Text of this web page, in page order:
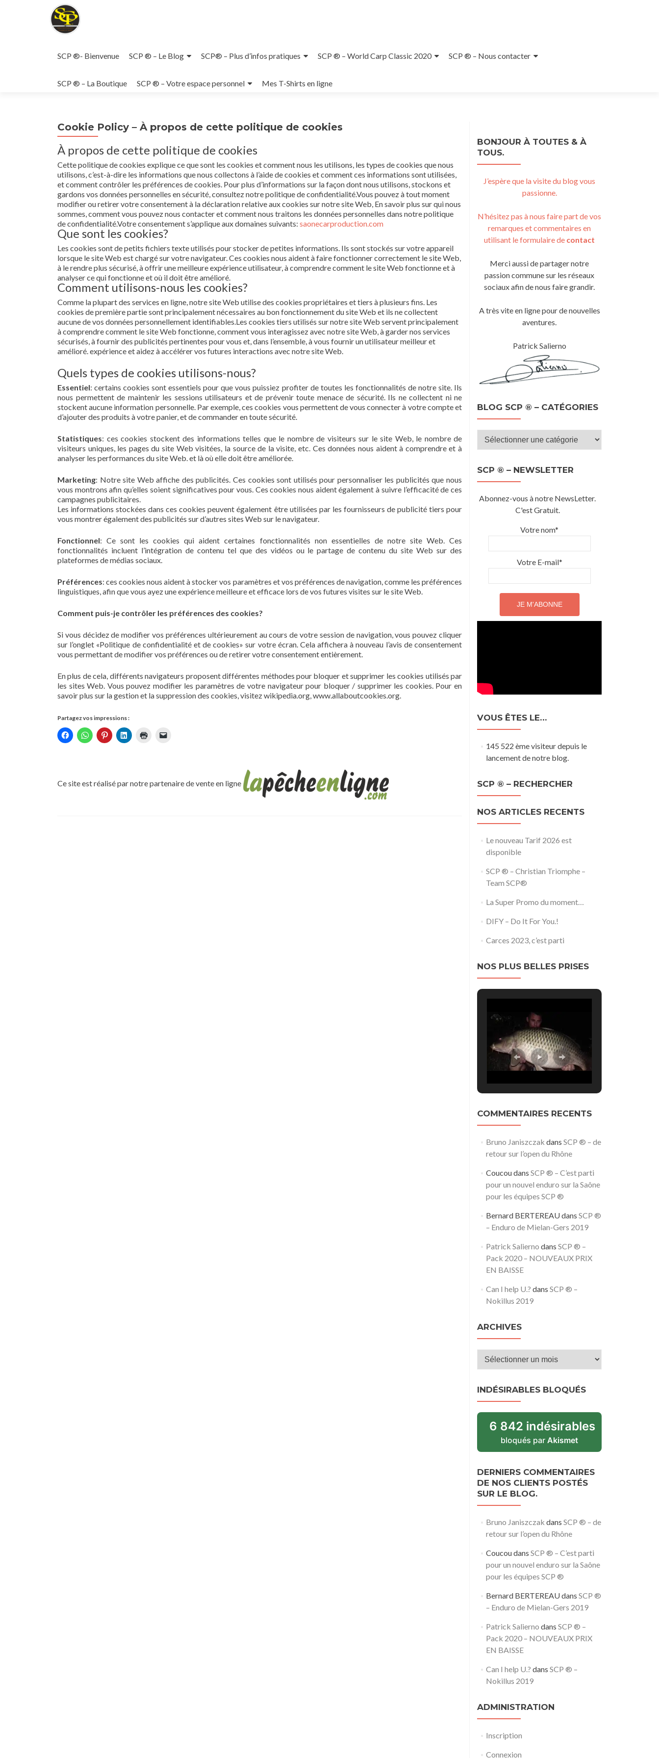
au
SCP ®- Bienvenue SCP ® – Le Blog SCP® – Plus d’infos pratiques SCP ® – World Carp Classic 2020 SCP ® – Nous contacter
SCP ® – La Boutique SCP ® – Votre espace personnel Mes T-Shirts en ligne
Cookie Policy – À propos de cette politique de cookies
À propos de cette politique de cookies
Cette politique de cookies explique ce que sont les cookies et comment nous les utilisons, les types de cookies que nous
utilisons, c’est-à-dire les informations que nous collectons à l’aide de cookies et comment ces informations sont utilisées,
et comment contrôler les préférences de cookies. Pour plus d’informations sur la façon dont nous utilisons, stockons et
gardons vos données personnelles en sécurité, consultez notre politique de confidentialité.Vous pouvez à tout moment
modifier ou retirer votre consentement à la déclaration relative aux cookies sur notre site Web, En savoir plus sur qui nous
sommes, comment vous pouvez nous contacter et comment nous traitons les données personnelles dans notre politique
de confidentialité.Votre consentement s’applique aux domaines suivants: saonecarproduction.com
Que sont les cookies?
Les cookies sont de petits fichiers texte utilisés pour stocker de petites informations. Ils sont stockés sur votre appareil
lorsque le site Web est chargé sur votre navigateur. Ces cookies nous aident à faire fonctionner correctement le site Web,
à le rendre plus sécurisé, à offrir une meilleure expérience utilisateur, à comprendre comment le site Web fonctionne et à
analyser ce qui fonctionne et où il doit être amélioré.
Comment utilisons-nous les cookies?
Comme la plupart des services en ligne, notre site Web utilise des cookies propriétaires et tiers à plusieurs fins. Les
cookies de première partie sont principalement nécessaires au bon fonctionnement du site Web et ils ne collectent
aucune de vos données personnellement identifiables.Les cookies tiers utilisés sur notre site Web servent principalement
à comprendre comment le site Web fonctionne, comment vous interagissez avec notre site Web, à garder nos services
sécurisés, à fournir des publicités pertinentes pour vous et, dans l’ensemble, à vous fournir un utilisateur meilleur et
amélioré. expérience et aidez à accélérer vos futures interactions avec notre site Web.
Quels types de cookies utilisons-nous?
Essentiel: certains cookies sont essentiels pour que vous puissiez profiter de toutes les fonctionnalités de notre site. Ils
nous permettent de maintenir les sessions utilisateurs et de prévenir toute menace de sécurité. Ils ne collectent ni ne
stockent aucune information personnelle. Par exemple, ces cookies vous permettent de vous connecter à votre compte et
d’ajouter des produits à votre panier, et de commander en toute sécurité.
Statistiques: ces cookies stockent des informations telles que le nombre de visiteurs sur le site Web, le nombre de
visiteurs uniques, les pages du site Web visitées, la source de la visite, etc. Ces données nous aident à comprendre et à
analyser les performances du site Web. et là où elle doit être améliorée.
Marketing: Notre site Web affiche des publicités. Ces cookies sont utilisés pour personnaliser les publicités que nous
vous montrons afin qu’elles soient significatives pour vous. Ces cookies nous aident également à suivre l’efficacité de ces
campagnes publicitaires.
Les informations stockées dans ces cookies peuvent également être utilisées par les fournisseurs de publicité tiers pour
vous montrer également des publicités sur d’autres sites Web sur le navigateur.
Fonctionnel: Ce sont les cookies qui aident certaines fonctionnalités non essentielles de notre site Web. Ces
fonctionnalités incluent l’intégration de contenu tel que des vidéos ou le partage de contenu du site Web sur des
plateformes de médias sociaux.
Préférences: ces cookies nous aident à stocker vos paramètres et vos préférences de navigation, comme les préférences
linguistiques, afin que vous ayez une expérience meilleure et efficace lors de vos futures visites sur le site Web.
Comment puis-je contrôler les préférences des cookies?
Si vous décidez de modifier vos préférences ultérieurement au cours de votre session de navigation, vous pouvez cliquer
sur l’onglet «Politique de confidentialité et de cookies» sur votre écran. Cela affichera à nouveau l’avis de consentement
vous permettant de modifier vos préférences ou de retirer votre consentement entièrement.
En plus de cela, différents navigateurs proposent différentes méthodes pour bloquer et supprimer les cookies utilisés par
les sites Web. Vous pouvez modifier les paramètres de votre navigateur pour bloquer / supprimer les cookies. Pour en
savoir plus sur la gestion et la suppression des cookies, visitez wikipedia.org, www.allaboutcookies.org.
Partagez vos impressions :
Ce site est réalisé par notre partenaire de vente en ligne
BONJOUR À TOUTES & À
TOUS.
J’espère que la visite du blog vous
passionne.
N’hésitez pas à nous faire part de vos
remarques et commentaires en
utilisant le formulaire de contact
Merci aussi de partager notre
passion commune sur les réseaux
sociaux afin de nous faire grandir.
A très vite en ligne pour de nouvelles
aventures.
Patrick Salierno
BLOG SCP ® – CATÉGORIES
Blog
–
Catégories
SCP ® – NEWSLETTER
Abonnez-vous à notre NewsLetter.
C'est Gratuit.
Votre nom*
Votre E-mail*
VOUS ÊTES LE…
145 522 ème visiteur depuis le
lancement de notre blog.
SCP ® – RECHERCHER
NOS ARTICLES RECENTS
Le nouveau Tarif 2026 est
disponible
SCP ® – Christian Triomphe –
Team SCP®
La Super Promo du moment…
DIFY – Do It For You.!
Carces 2023, c’est parti
NOS PLUS BELLES PRISES
COMMENTAIRES RECENTS
Bruno Janiszczak dans SCP ® – de
retour sur l’open du Rhône
Coucoudans SCP ® – C’est parti
pour un nouvel enduro sur la Saône
pour les équipes SCP ®
Bernard BERTEREAUdans SCP ®
– Enduro de Mielan-Gers 2019
Patrick Salierno dans SCP ® –
Pack 2020 – NOUVEAUX PRIX
EN BAISSE
Can I help U.? dans SCP ® –
Nokillus 2019
ARCHIVES
Archives
INDÉSIRABLES BLOQUÉS
6 842 indésirables
bloqués par Akismet
DERNIERS COMMENTAIRES
DE NOS CLIENTS POSTÉS
SUR LE BLOG.
Bruno Janiszczak dans SCP ® – de
retour sur l’open du Rhône
Coucoudans SCP ® – C’est parti
pour un nouvel enduro sur la Saône
pour les équipes SCP ®
Bernard BERTEREAUdans SCP ®
– Enduro de Mielan-Gers 2019
Patrick Salierno dans SCP ® –
Pack 2020 – NOUVEAUX PRIX
EN BAISSE
Can I help U.? dans SCP ® –
Nokillus 2019
ADMINISTRATION
Inscription
Connexion